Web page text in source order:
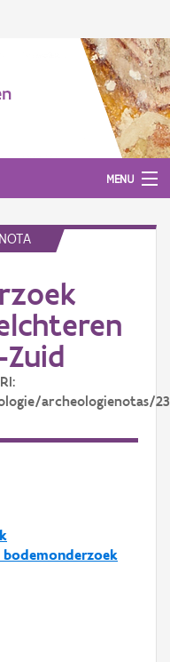
MENU
archeologienotas/